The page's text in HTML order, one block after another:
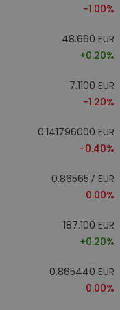
-1.00%
48.660 EUR
+0.20%
7.1100 EUR
-1.20%
0.141796000 EUR
-0.40%
0.865657 EUR
0.00%
187.100 EUR
+0.20%
0.865440 EUR
0.00%